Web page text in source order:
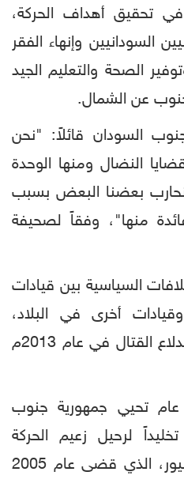
تحقيق أهداف الحركة،
السودانيين وإنهاء الفقر
الصحة والتعليم الجيد
عن الشمال.
السودان قائلاً: "نحن
النضال ومنها الوحدة
نحارب بعضنا البعض بسبب
منها"، وفقاً لصحيفة
السياسية بين قيادات
وقيادات أخرى في البلاد،
بسبب السلطة أدت إلى اندلاع القتال في عام 2013م
كل عام تحيي جمهورية جنوب
لرحيل زعيم الحركة
الدكتور جون قرنق دي مبيور، الذي قضى عام 2005